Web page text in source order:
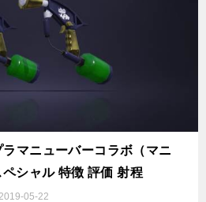
マニューバーコラボ（マニ
シャル 特徴 評価 射程
05-22